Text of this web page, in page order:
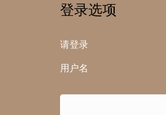
登录选项
请登录
用户名